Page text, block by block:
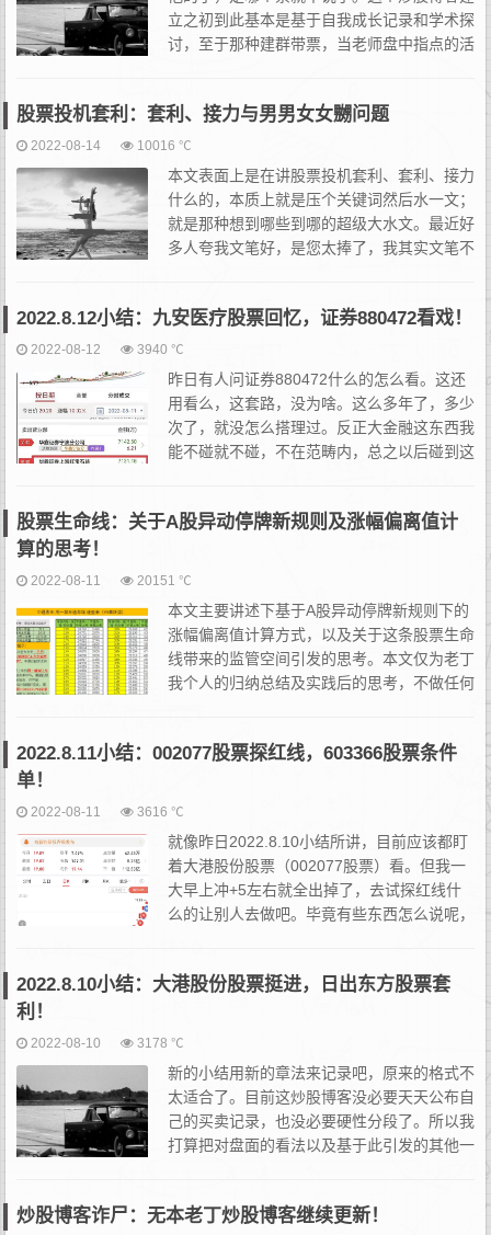
立之初到此基本是基于自我成长记录和学术探
讨，至于那种建群带票，当老师盘中指点的活
其...
股票投机套利：套利、接力与男男女女嬲问题
2022-08-14 10016 ℃
本文表面上是在讲股票投机套利、套利、接力
什么的，本质上就是压个关键词然后水一文；
就是那种想到哪些到哪的超级大水文。最近好
多人夸我文笔好，是您太捧了，我其实文笔不
字，...
2022.8.12小结：九安医疗股票回忆，证券880472看戏！
2022-08-12 3940 ℃
昨日有人问证券880472什么的怎么看。这还
用看么，这套路，没为啥。这么多年了，多少
次了，就没怎么搭理过。反正大金融这东西我
能不碰就不碰，不在范畴内，总之以后碰到这
股票生命线：关于A股异动停牌新规则及涨幅偏离值计
算的思考！
2022-08-11 20151 ℃
本文主要讲述下基于A股异动停牌新规则下的
涨幅偏离值计算方式，以及关于这条股票生命
线带来的监管空间引发的思考。本文仅为老丁
我个人的归纳总结及实践后的思考，不做任何
上...
2022.8.11小结：002077股票探红线，603366股票条件
单！
2022-08-11 3616 ℃
就像昨日2022.8.10小结所讲，目前应该都盯
着大港股份股票（002077股票）看。但我一
大早上冲+5左右就全出掉了，去试探红线什
么的让别人去做吧。毕竟有些东西怎么说呢，
2022.8.10小结：大港股份股票挺进，日出东方股票套
利！
2022-08-10 3178 ℃
新的小结用新的章法来记录吧，原来的格式不
太适合了。目前这炒股博客没必要天天公布自
己的买卖记录，也没必要硬性分段了。所以我
打算把对盘面的看法以及基于此引发的其他一
了...
炒股博客诈尸：无本老丁炒股博客继续更新！